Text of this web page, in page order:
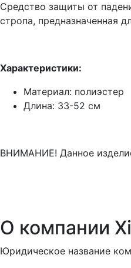
Средство защиты от
стропа, предназначенная
Характеристики:
Материал: полиэстер
Длина: 33-52 см
ВНИМАНИЕ! Данное изделие
О компании
Юридическое название